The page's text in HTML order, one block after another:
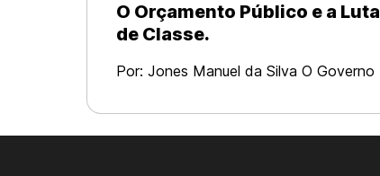
O Orçamento Público e a Luta
de Classe.
Por: Jones Manuel da Silva O Governo
Nacional aprovou o orçamento federal
para 2018 que significa a destruição de